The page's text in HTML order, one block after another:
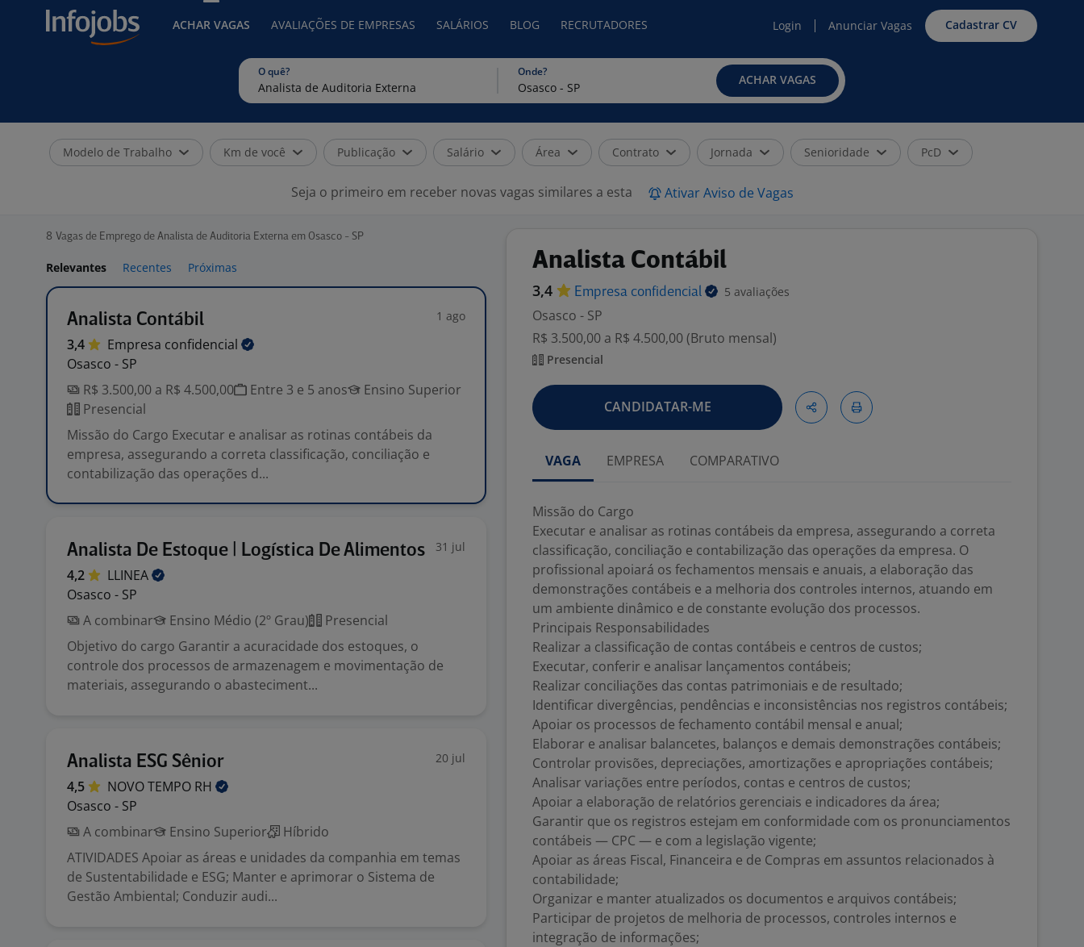
ACHAR VAGAS AVALIAÇÕES DE EMPRESAS SALÁRIOS BLOG RECRUTADORES Login Anunciar Vagas Cadastrar CV
O quê? Onde?
ACHAR VAGAS
Modelo de Trabalho Km de você Publicação Salário Área Contrato Jornada Senioridade PcD
Seja o primeiro em receber novas vagas similares a esta Ativar Aviso de Vagas
8 Vagas de Emprego de Analista de Auditoria Externa em Osasco - SP
Relevantes Recentes Próximas
Analista Contábil 1 ago
3,4 Empresa confidencial
Osasco - SP
R$ 3.500,00 a R$ 4.500,00
Entre 3 e 5 anos
Ensino Superior
Presencial
Missão do Cargo Executar e analisar as rotinas contábeis da
empresa, assegurando a correta classificação, conciliação e
contabilização das operações d...
Analista De Estoque | Logística De Alimentos 31 jul
4,2
LLINEA
Osasco - SP
A combinar
Ensino Médio (2º Grau)
Presencial
Objetivo do cargo Garantir a acuracidade dos estoques, o
controle dos processos de armazenagem e movimentação de
materiais, assegurando o abasteciment...
Analista ESG Sênior 20 jul
4,5 NOVO TEMPO RH
Osasco - SP
A combinar
Ensino Superior
Híbrido
ATIVIDADES Apoiar as áreas e unidades da companhia em temas
de Sustentabilidade e ESG; Manter e aprimorar o Sistema de
Gestão Ambiental; Conduzir audi...
Analista Contábil
3,4 Empresa confidencial 5 avaliações
Osasco - SP
R$ 3.500,00 a R$ 4.500,00 (Bruto mensal)
Presencial
CANDIDATAR-ME
VAGA EMPRESA COMPARATIVO
Missão do Cargo
Executar e analisar as rotinas contábeis da empresa, assegurando a correta
classificação, conciliação e contabilização das operações da empresa. O
profissional apoiará os fechamentos mensais e anuais, a elaboração das
demonstrações contábeis e a melhoria dos controles internos, atuando em
um ambiente dinâmico e de constante evolução dos processos.
Principais Responsabilidades
Realizar a classificação de contas contábeis e centros de custos;
Executar, conferir e analisar lançamentos contábeis;
Realizar conciliações das contas patrimoniais e de resultado;
Identificar divergências, pendências e inconsistências nos registros contábeis;
Apoiar os processos de fechamento contábil mensal e anual;
Elaborar e analisar balancetes, balanços e demais demonstrações contábeis;
Controlar provisões, depreciações, amortizações e apropriações contábeis;
Analisar variações entre períodos, contas e centros de custos;
Apoiar a elaboração de relatórios gerenciais e indicadores da área;
Garantir que os registros estejam em conformidade com os pronunciamentos
contábeis — CPC — e com a legislação vigente;
Apoiar as áreas Fiscal, Financeira e de Compras em assuntos relacionados à
contabilidade;
Organizar e manter atualizados os documentos e arquivos contábeis;
Participar de projetos de melhoria de processos, controles internos e
integração de informações;